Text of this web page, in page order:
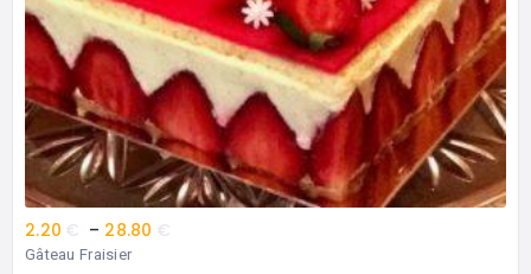
Gâteau Fraisier
2.20 € – 28.80 €